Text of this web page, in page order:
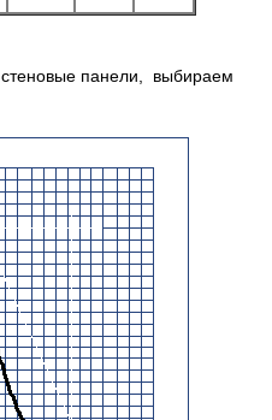
панели, выбираем